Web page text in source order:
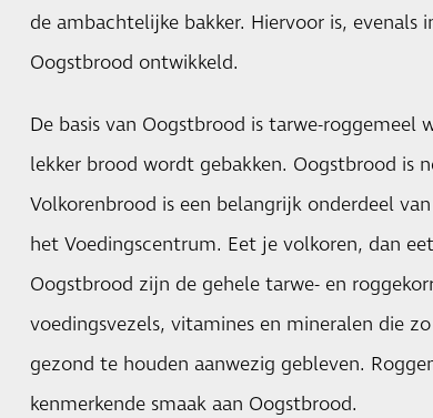
de ambachtelijke bakker. Hiervoor is, evenals
Oogstbrood ontwikkeld.
De basis van Oogstbrood is tarwe-roggemeel
lekker brood wordt gebakken. Oogstbrood is
Volkorenbrood is een belangrijk onderdeel
het Voedingscentrum. Eet je volkoren, dan
Oogstbrood zijn de gehele tarwe- en
voedingsvezels, vitamines en mineralen die
gezond te houden aanwezig gebleven.
kenmerkende smaak aan Oogstbrood.